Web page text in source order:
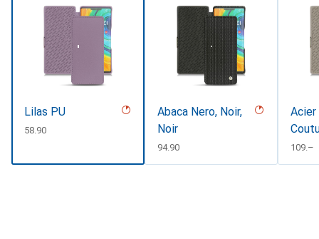
Lilas PU
CHF
58.90
Abaca Nero, Noir,
Noir
CHF
94.90 CHF
109.–